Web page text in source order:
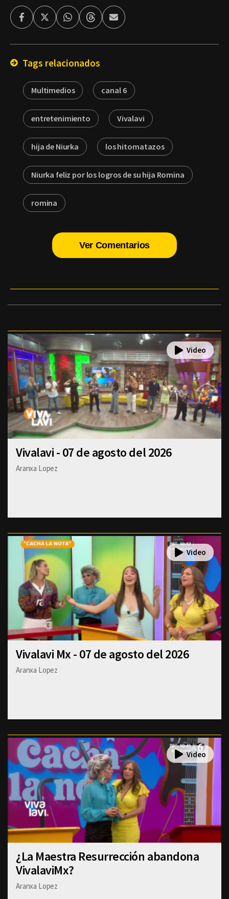
FacebookTwitterWhatsappThreadsEnviar
por
Tags relacionados
Multimedios canal 6
entretenimiento Vivalavi
hija de Niurka los hitomatazos
Niurka feliz por los logros de su hija Romina
romina
Ver Comentarios
Vivalavi - 07 de agosto del 2026
Aranxa Lopez
Vivalavi Mx - 07 de agosto del 2026
Aranxa Lopez
¿La Maestra Resurrección abandona
VivalaviMx?
Aranxa Lopez